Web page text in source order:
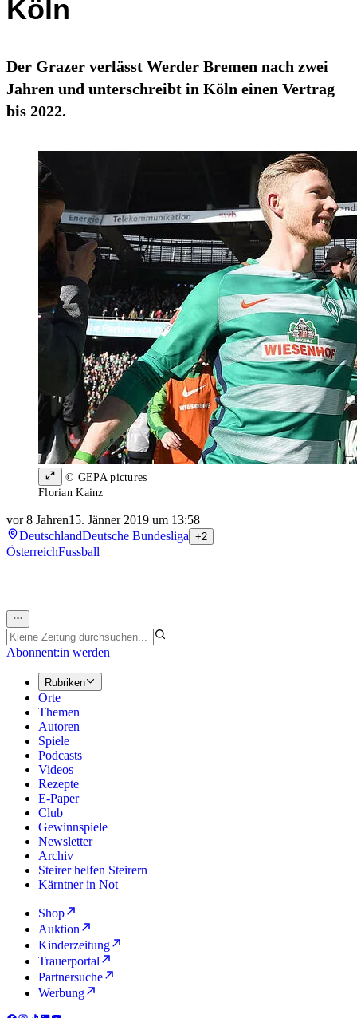
Köln
Der Grazer verlässt Werder Bremen nach zwei
Jahren und unterschreibt in Köln einen Vertrag
bis 2022.
© GEPA pictures
Florian Kainz
vor 8 Jahren15. Jänner 2019 um 13:58
DeutschlandDeutsche Bundesliga +2
ÖsterreichFussball
Abonnent:in werden
Rubriken
Orte
Themen
Autoren
Spiele
Podcasts
Videos
Rezepte
E-Paper
Club
Gewinnspiele
Newsletter
Archiv
Steirer helfen Steirern
Kärntner in Not
Shop
Auktion
Kinderzeitung
Trauerportal
Partnersuche
Werbung